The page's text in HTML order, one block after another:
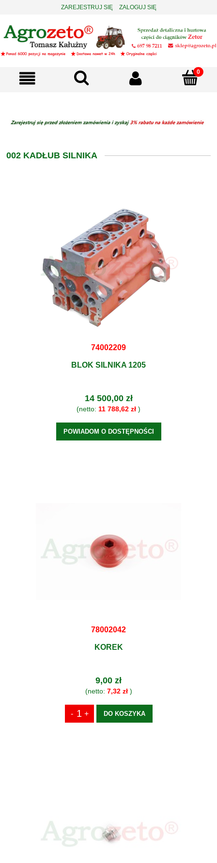
ZAREJESTRUJ SIĘ ZALOGUJ SIĘ
002 KADŁUB SILNIKA
74002209
BLOK SILNIKA 1205
14 500,00 zł
(netto: 11 788,62 zł )
POWIADOM O DOSTĘPNOŚCI
78002042
KOREK
9,00 zł
(netto: 7,32 zł)
DO KOSZYKA